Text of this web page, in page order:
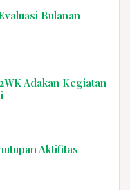
Bulanan
Adakan Kegiatan
Aktifitas